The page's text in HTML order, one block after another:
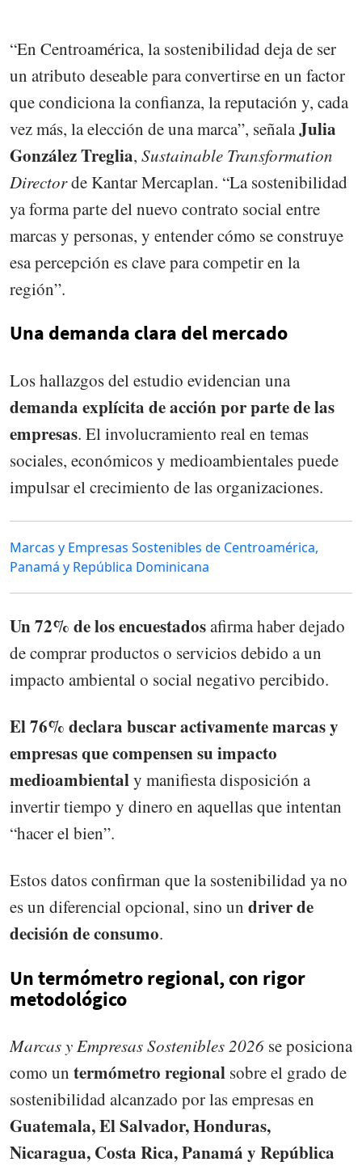
“En Centroamérica, la sostenibilidad deja de ser
un atributo deseable para convertirse en un factor
que condiciona la confianza, la reputación y, cada
vez más, la elección de una marca”, señalaJulia
González Treglia, Sustainable Transformation
Directorde Kantar Mercaplan. “La sostenibilidad
ya forma parte del nuevo contrato social entre
marcas y personas, y entender cómo se construye
esa percepción es clave para competir en la
región”.
Una demanda clara del mercado
Los hallazgos del estudio evidencian una
demanda explícita de acción por parte de las
empresas. El involucramiento real en temas
sociales, económicos y medioambientales puede
impulsar el crecimiento de las organizaciones.
Marcas y Empresas Sostenibles de Centroamérica,
Panamá y República Dominicana
Un 72% de los encuestadosafirma haber dejado
de comprar productos o servicios debido a un
impacto ambiental o social negativo percibido.
El 76% declara buscar activamente marcas y
empresas que compensen su impacto
medioambientaly manifiesta disposición a
invertir tiempo y dinero en aquellas que intentan
“hacer el bien”.
Estos datos confirman que la sostenibilidad ya no
es un diferencial opcional, sino un driver de
decisión de consumo.
Un termómetro regional, con rigor
metodológico
Marcas y Empresas Sostenibles 2026 se posiciona
como un termómetro regional sobre el grado de
sostenibilidad alcanzado por las empresas en
Guatemala, El Salvador, Honduras,
Nicaragua, Costa Rica, Panamá y República